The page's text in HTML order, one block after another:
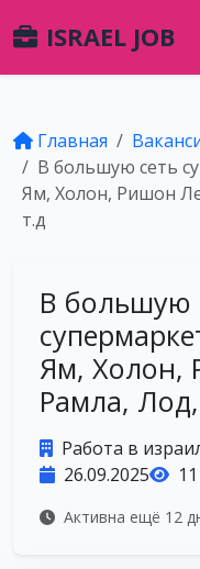
ISRAEL JOB
Главная
В большую сеть
Ям, Холон, Ришон
т.д
В большую
Ям, Холон,
Рамла,
Работа в
26.09.2025
Активна ещё 12